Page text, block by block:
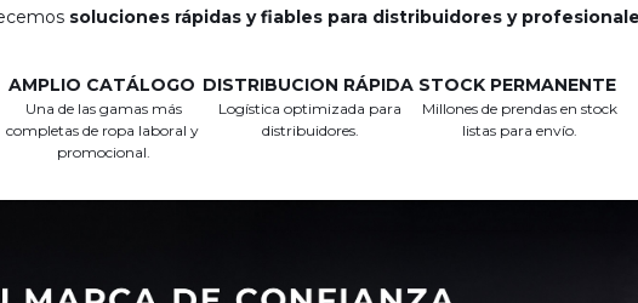
soluciones rápidas y fiables para distribuidores y
AMPLIO CATÁLOGO
Una de las gamas más
completas de ropa laboral y
promocional.
DISTRIBUCION RÁPIDA
Logística optimizada para
distribuidores.
STOCK PERMANENTE
Millones de prendas en stock
listas para envío.